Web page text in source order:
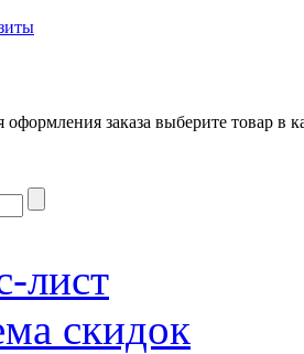
заказа выберите товар в
лист
скидок